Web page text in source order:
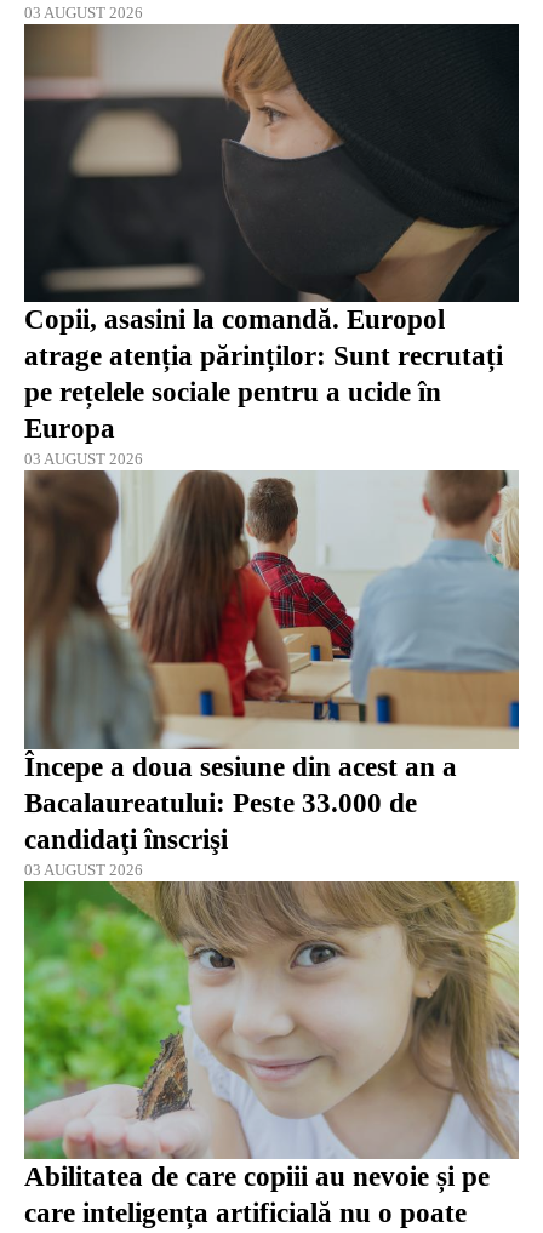
03 AUGUST 2026
Copii, asasini la comandă. Europol
atrage atenția părinților: Sunt recrutați
pe rețelele sociale pentru a ucide în
Europa
03 AUGUST 2026
Începe a doua sesiune din acest an a
Bacalaureatului: Peste 33.000 de
candidaţi înscrişi
03 AUGUST 2026
Abilitatea de care copiii au nevoie și pe
care inteligența artificială nu o poate